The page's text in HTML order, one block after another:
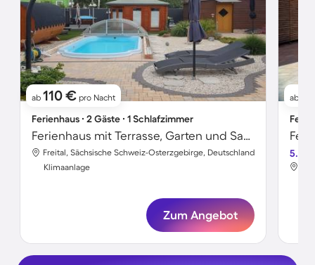
ab 110 € pro Nacht
Ferienhaus ∙ 2 Gäste ∙ 1 Schlafzimmer
Ferienhaus mit Terrasse, Garten und Sauna | Haustiere sind willkommen
Freital, Sächsische Schweiz-Osterzgebirge, Deutschland
Klimaanlage
Zum Angebot
ab
5.0